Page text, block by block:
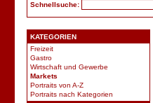
Schnellsuche:
KATEGORIEN
Freizeit
Gastro
Wirtschaft und Gewerbe
Markets
Portraits von A-Z
Portraits nach Kategorien